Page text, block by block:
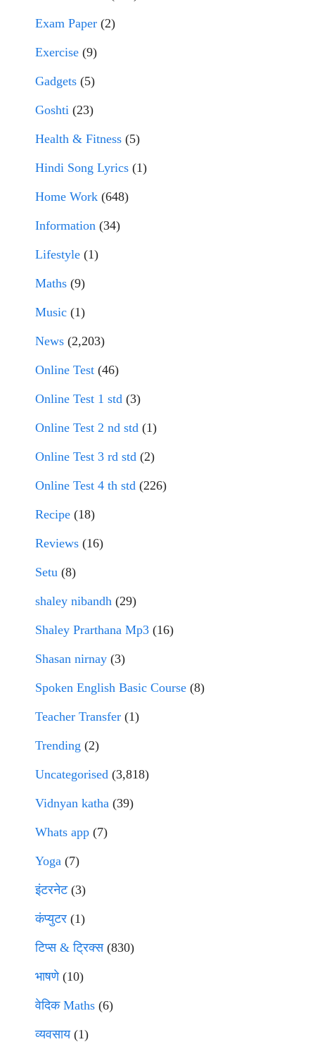
Exam Paper (2)
Exercise (9)
Gadgets (5)
Goshti (23)
Health & Fitness (5)
Hindi Song Lyrics (1)
Home Work (648)
Information (34)
Lifestyle (1)
Maths (9)
Music (1)
News (2,203)
Online Test (46)
Online Test 1 std (3)
Online Test 2 nd std (1)
Online Test 3 rd std (2)
Online Test 4 th std (226)
Recipe (18)
Reviews (16)
Setu (8)
shaley nibandh (29)
Shaley Prarthana Mp3 (16)
Shasan nirnay (3)
Spoken English Basic Course (8)
Teacher Transfer (1)
Trending (2)
Uncategorised (3,818)
Vidnyan katha (39)
Whats app (7)
Yoga (7)
इंटरनेट(3)
कंप्युटर (1)
टिप्स & ट्रिक्स(830)
भाषणे(10)
वेदिक Maths (6)
व्यवसाय(1)